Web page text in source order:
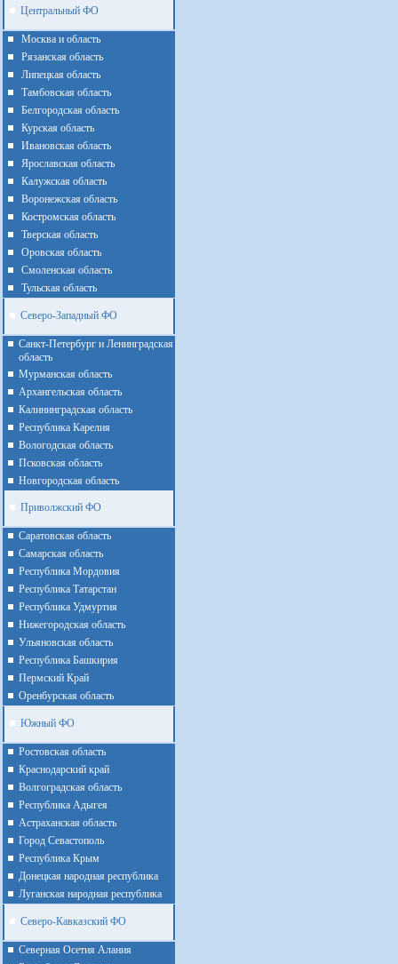
Центральный ФО
Москва и область
Рязанская область
Липецкая область
Тамбовская область
Белгородская область
Курская область
Ивановская область
Ярославская область
Калужская область
Воронежская область
Костромская область
Тверская область
Оровская область
Смоленская область
Тульская область
Северо-Западный ФО
Санкт-Петербург и Ленинградская
область
Мурманская область
Архангельская область
Калининградская область
Республика Карелия
Вологодская область
Псковская область
Новгородская область
Приволжский ФО
Cаратовская область
Cамарская область
Республика Мордовия
Республика Татарстан
Республика Удмуртия
Нижегородская область
Ульяновская область
Республика Башкирия
Пермский Край
Оренбурская область
Южный ФО
Ростовская область
Краснодарский край
Волгоградская область
Республика Адыгея
Астраханская область
Город Севастополь
Республика Крым
Донецкая народная республика
Луганская народная республика
Северо-Кавказский ФО
Северная Осетия Алания